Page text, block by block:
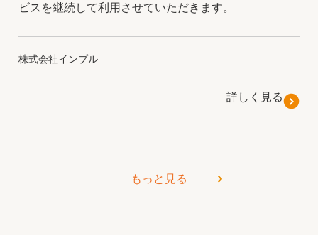
ビスを継続して利用させていただきます。
株式会社インプル
詳しく見る
もっと見る